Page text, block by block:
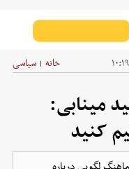
خانه | سیاسی
مینابی:
کنید